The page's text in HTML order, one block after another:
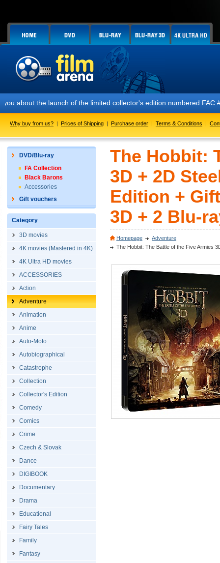
of the limited collector's edition numbered FAC #120 ALIEN
Why buy from us? | Prices of Shipping | Purchase order | Terms & Conditions |
DVD/Blu-ray
FA Collection
Black Barons
Accessories
Gift vouchers
Category
3D movies
4K movies (Mastered in 4K)
4K Ultra HD movies
ACCESSORIES
Action
Adventure
Animation
Anime
Auto-Moto
Autobiographical
Catastrophe
Collection
Collector's Edition
Comedy
Comics
Crime
Czech & Slovak
Dance
DIGIBOOK
Documentary
Drama
Educational
Fairy Tales
Family
Fantasy
The Hobbit:
3D + 2D
Edition +
3D + 2 Blu-
Homepage
Adventure
The Hobbit: The Battle of the Five Armies